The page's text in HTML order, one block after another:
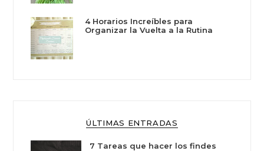
4 Horarios Increíbles para
Organizar la Vuelta a la Rutina
ÚLTIMAS ENTRADAS
7 Tareas que hacer los findes